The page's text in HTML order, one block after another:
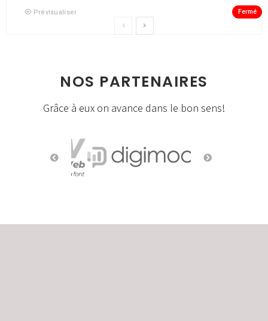
Prévisualiser Fermé
NOS PARTENAIRES
Grâce à eux on avance dans le bon sens!